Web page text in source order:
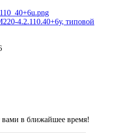
4.2.110.40+6у, типовой
в ближайшее время!